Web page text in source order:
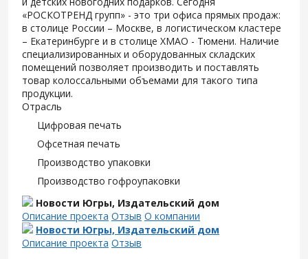
«РОСКОТРЕНД групп» - это три офиса прямых продаж:
в столице России – Москве, в логистическом кластере
– Екатеринбурге и в столице ХМАО - Тюмени. Наличие
специализированных и оборудованных складских
помещений позволяет производить и поставлять
товар колоссальными объемами для такого типа
продукции.
Отрасль
Цифровая печать
Офсетная печать
Производство упаковки
Производство гофроупаковки
Новости Югры, Издательский дом
Описание проекта Отзыв О компании
Новости Югры, Издательский дом
Описание проекта Отзыв